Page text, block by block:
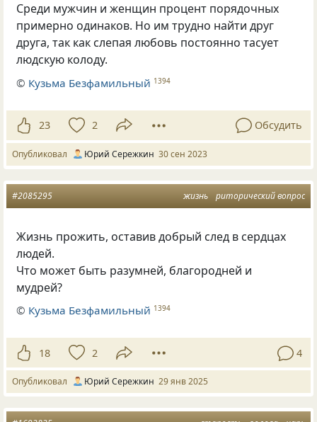
Среди мужчин и женщин процент порядочных
примерно одинаков. Но им трудно найти друг
друга, так как слепая любовь постоянно тасует
людскую колоду.
© Кузьма Безфамильный 1394
23 2 Обсудить
Опубликовал Юрий Сережкин 30 сен 2023
жизнь риторический вопрос
#2085295
Жизнь прожить, оставив добрый след в сердцах
людей.
Что может быть разумней, благородней и
мудрей?
© Кузьма Безфамильный 1394
18 2 4
Опубликовал Юрий Сережкин 29 янв 2025